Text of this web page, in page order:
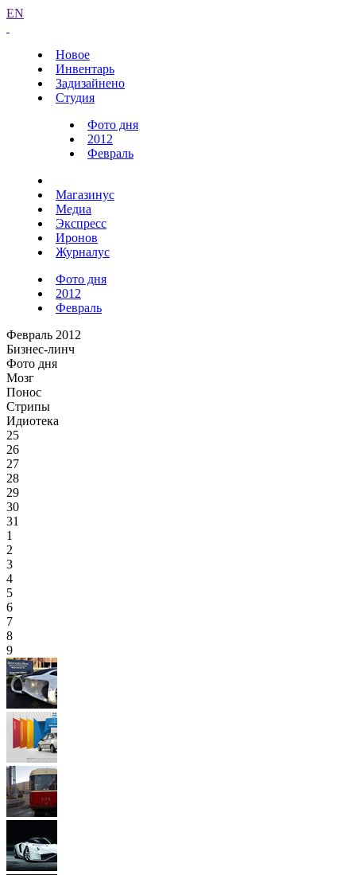
EN
Новое
Инвентарь
Задизайнено
Студия
Фото дня
2012
Февраль
Магазинус
Медиа
Экспресс
Иронов
Журналус
Фото дня
2012
Февраль
Февраль 2012
Бизнес-линч
Фото дня
Мозг
Понос
Стрипы
Идиотека
25
26
27
28
29
30
31
1
2
3
4
5
6
7
8
9